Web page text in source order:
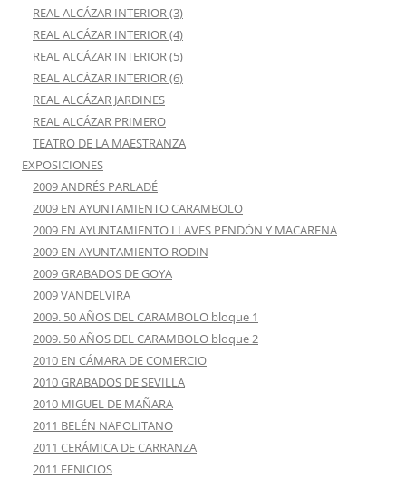
REAL ALCÁZAR INTERIOR (3)
REAL ALCÁZAR INTERIOR (4)
REAL ALCÁZAR INTERIOR (5)
REAL ALCÁZAR INTERIOR (6)
REAL ALCÁZAR JARDINES
REAL ALCÁZAR PRIMERO
TEATRO DE LA MAESTRANZA
EXPOSICIONES
2009 ANDRÉS PARLADÉ
2009 EN AYUNTAMIENTO CARAMBOLO
2009 EN AYUNTAMIENTO LLAVES PENDÓN Y MACARENA
2009 EN AYUNTAMIENTO RODIN
2009 GRABADOS DE GOYA
2009 VANDELVIRA
2009. 50 AÑOS DEL CARAMBOLO bloque 1
2009. 50 AÑOS DEL CARAMBOLO bloque 2
2010 EN CÁMARA DE COMERCIO
2010 GRABADOS DE SEVILLA
2010 MIGUEL DE MAÑARA
2011 BELÉN NAPOLITANO
2011 CERÁMICA DE CARRANZA
2011 FENICIOS